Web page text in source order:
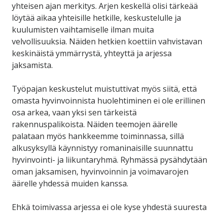
yhteisen ajan merkitys. Arjen keskellä olisi tärkeää
löytää aikaa yhteisille hetkille, keskustelulle ja
kuulumisten vaihtamiselle ilman muita
velvollisuuksia. Näiden hetkien koettiin vahvistavan
keskinäistä ymmärrystä, yhteyttä ja arjessa
jaksamista.
Työpajan keskustelut muistuttivat myös siitä, että
omasta hyvinvoinnista huolehtiminen ei ole erillinen
osa arkea, vaan yksi sen tärkeistä
rakennuspalikoista. Näiden teemojen äärelle
palataan myös hankkeemme toiminnassa, sillä
alkusyksyllä käynnistyy romaninaisille suunnattu
hyvinvointi- ja liikuntaryhmä. Ryhmässä pysähdytään
oman jaksamisen, hyvinvoinnin ja voimavarojen
äärelle yhdessä muiden kanssa.
Ehkä toimivassa arjessa ei ole kyse yhdestä suuresta